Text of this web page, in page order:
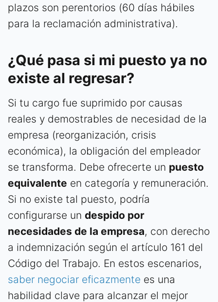
plazos son perentorios (60 días hábiles
para la reclamación administrativa).
¿Qué pasa si mi puesto ya no
existe al regresar?
Si tu cargo fue suprimido por causas
reales y demostrables de necesidad de la
empresa (reorganización, crisis
económica), la obligación del empleador
se transforma. Debe ofrecerte un puesto
equivalente en categoría y remuneración.
Si no existe tal puesto, podría
configurarse un despido por
necesidades de la empresa, con derecho
a indemnización según el artículo 161 del
Código del Trabajo. En estos escenarios,
saber negociar eficazmente es una
habilidad clave para alcanzar el mejor